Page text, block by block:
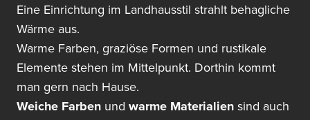
Eine Einrichtung im Landhausstil strahlt behagliche
Wärme aus.
Warme Farben, graziöse Formen und rustikale
Elemente stehen im Mittelpunkt. Dorthin kommt
man gern nach Hause.
Weiche Farben und warme Materialiensind auch